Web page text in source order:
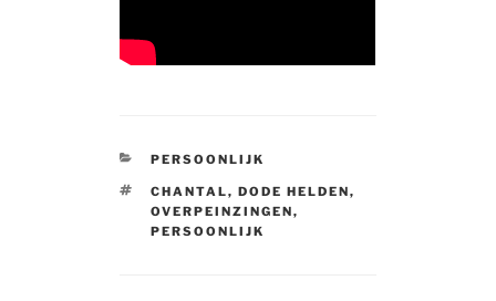
CATEGORIES
PERSOONLIJK
TAGS
CHANTAL, DODE HELDEN,
OVERPEINZINGEN,
PERSOONLIJK